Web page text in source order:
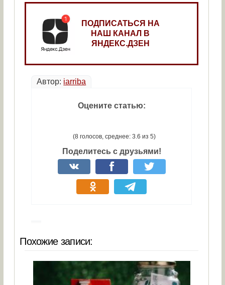
ПОДПИСАТЬСЯ НА
НАШ КАНАЛ В
ЯНДЕКС.ДЗЕН
Автор: iarriba
Оцените статью:
(8 голосов, среднее: 3.6 из 5)
Поделитесь с друзьями!
Похожие записи: